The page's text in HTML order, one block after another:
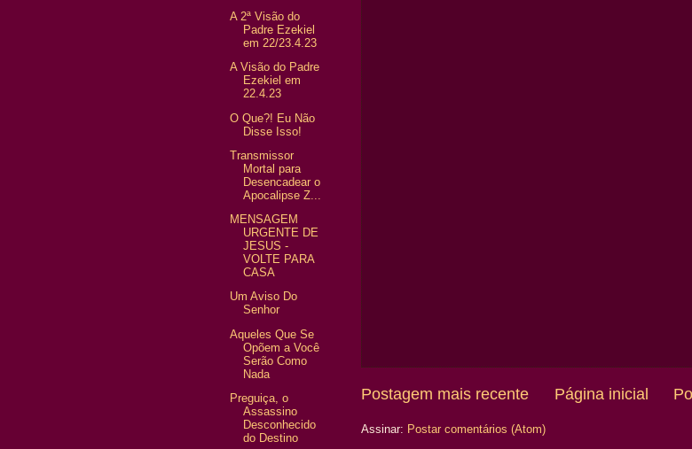
Postagem mais recente Página inicial
Assinar: Postar comentários (Atom)
A 2ª Visão do
Padre Ezekiel
em 22/23.4.23
A Visão do Padre
Ezekiel em
22.4.23
O Que?! Eu Não
Disse Isso!
Transmissor
Mortal para
Desencadear o
Apocalipse Z...
MENSAGEM
URGENTE DE
JESUS -
VOLTE PARA
CASA
Um Aviso Do
Senhor
Aqueles Que Se
Opõem a Você
Serão Como
Nada
Preguiça, o
Assassino
Desconhecido
do Destino